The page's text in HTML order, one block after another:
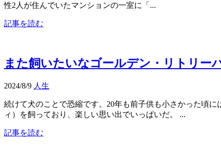
性2人が住んでいたマンションの一室に「...
記事を読む
また飼いたいなゴールデン・リトリー
2024/8/9 人生
続けて犬のことで恐縮です。20年も前子供も小さかった頃
ィ）を飼っており、楽しい思い出でいっぱいだ。 ...
記事を読む